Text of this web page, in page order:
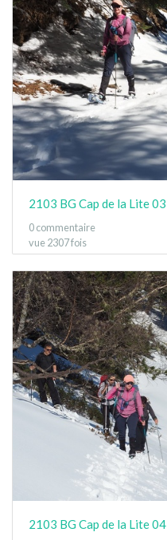
2103 BG Cap de la Lite 03
0 commentaire
vue 2307 fois
2103 BG Cap de la Lite 04